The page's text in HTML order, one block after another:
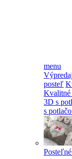
menu
posteľ
Kvalitné
3D s
s